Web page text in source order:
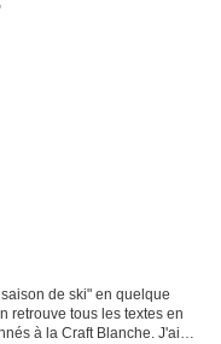
de ski" en quelque
retrouve tous les textes en
à la Craft Blanche. J'aime